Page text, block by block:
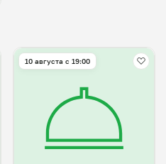
10 августа с 19:00